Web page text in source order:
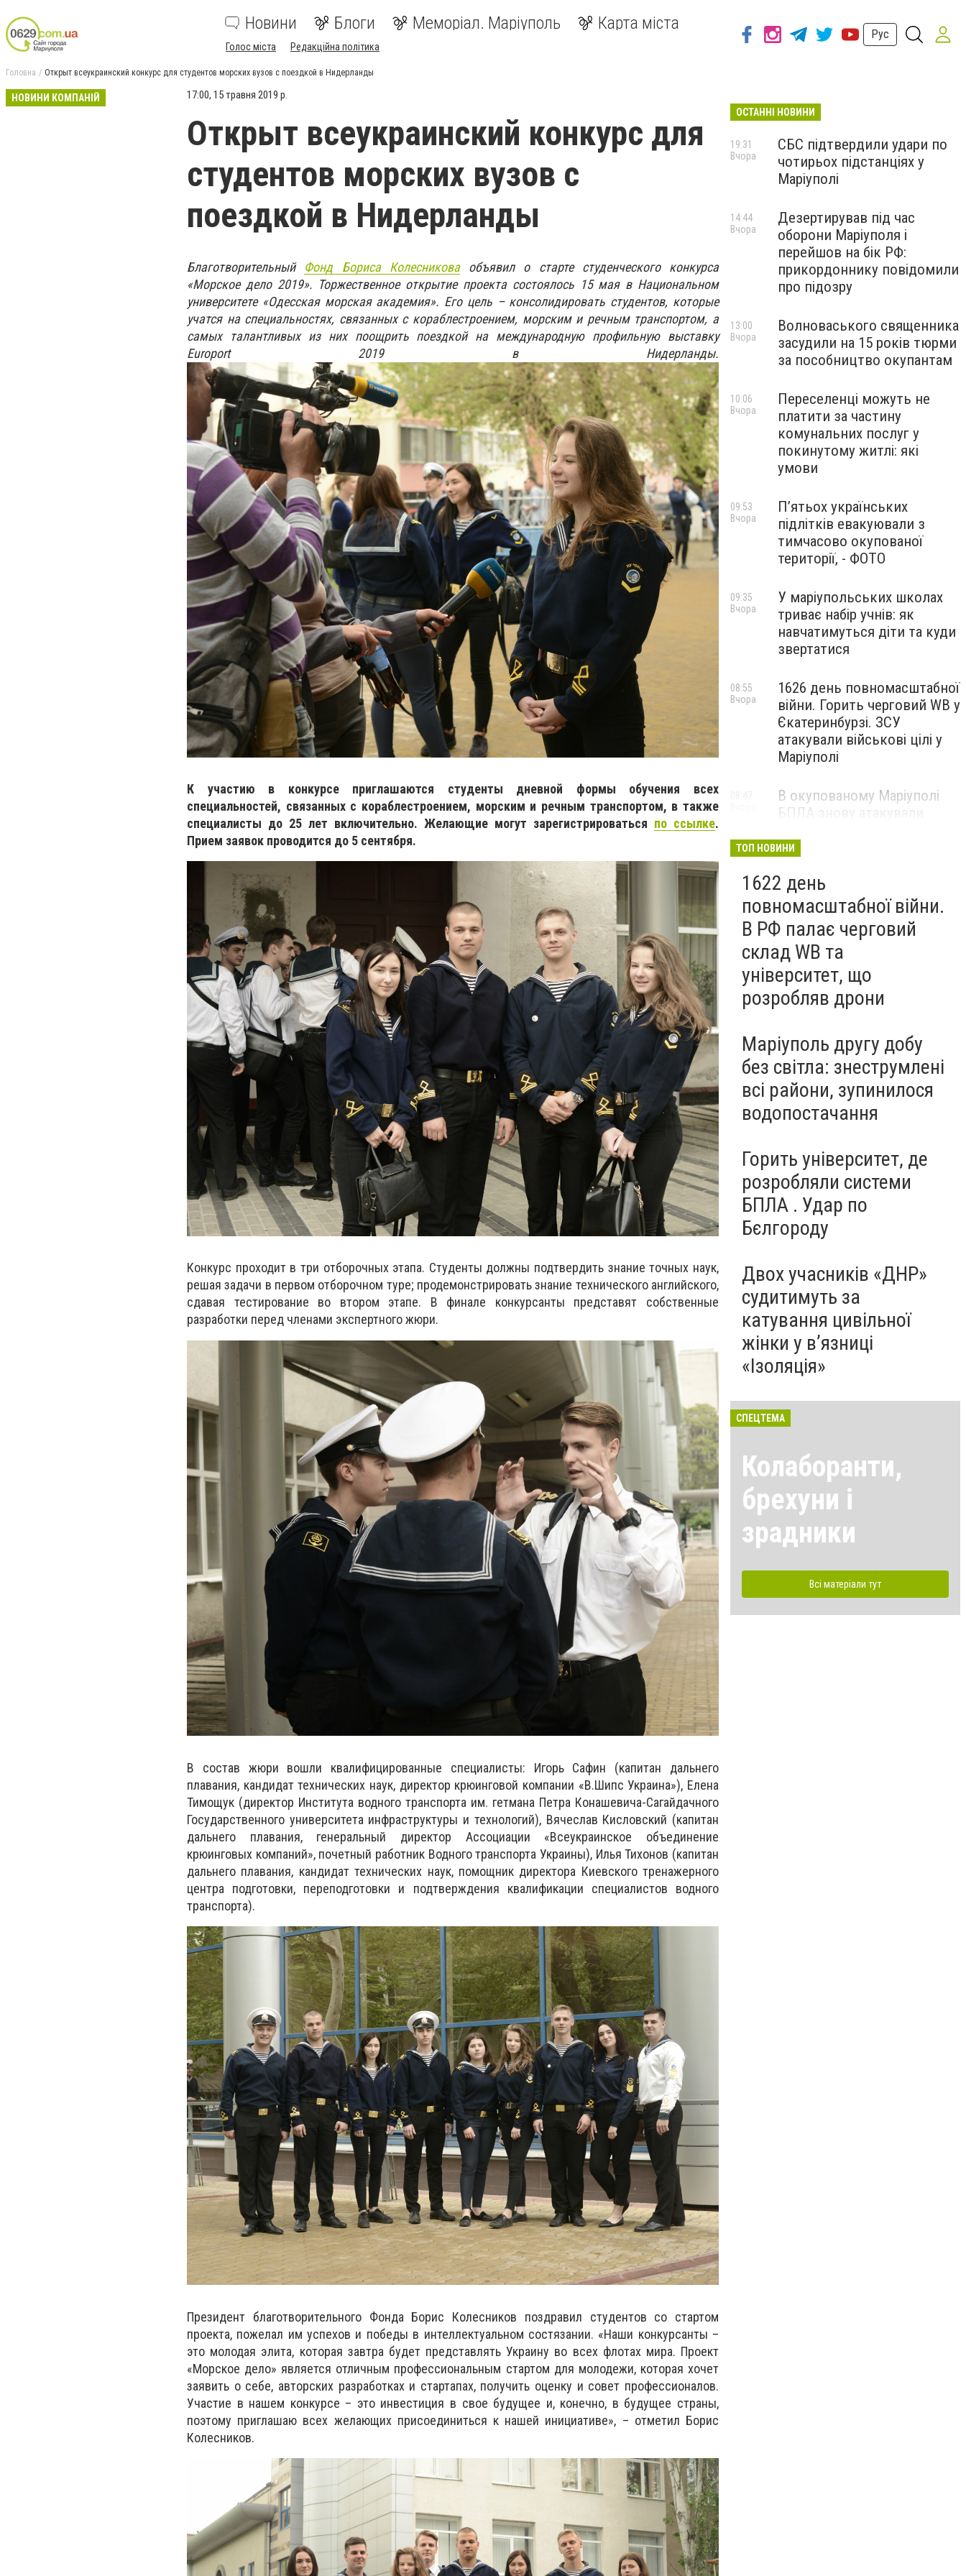
Новини Блоги Меморіал. Маріуполь Карта міста
Голос міста Редакційна політика
Рус
Головна Открыт всеукраинский конкурс для студентов морских вузов с поездкой в Нидерланды
НОВИНИ КОМПАНІЙ 17:00, 15 травня 2019 р.
Открыт всеукраинский конкурс для
студентов морских вузов с
поездкой в Нидерланды
Благотворительный Фонд Бориса Колесниковаобъявил о старте студенческого конкурса
«Морское дело 2019». Торжественное открытие проекта состоялось 15 мая в Национальном
университете «Одесская морская академия». Его цель – консолидировать студентов, которые
учатся на специальностях, связанных с кораблестроением, морским и речным транспортом, а
самых талантливых из них поощрить поездкой на международную профильную выставку
Europort 2019 в Нидерланды.
К участию в конкурсе приглашаются студенты дневной формы обучения всех
специальностей, связанных с кораблестроением, морским и речным транспортом, в также
специалисты до 25 лет включительно. Желающие могут зарегистрироваться по ссылке.
Прием заявок проводится до 5 сентября.
Конкурс проходит в три отборочных этапа. Студенты должны подтвердить знание точных наук,
решая задачи в первом отборочном туре; продемонстрировать знание технического английского,
сдавая тестирование во втором этапе. В финале конкурсанты представят собственные
разработки перед членами экспертного жюри.
В состав жюри вошли квалифицированные специалисты: Игорь Сафин (капитан дальнего
плавания, кандидат технических наук, директор крюинговой компании «В.Шипс Украина»), Елена
Тимощук (директор Института водного транспорта им. гетмана Петра Конашевича-Сагайдачного
Государственного университета инфраструктуры и технологий), Вячеслав Кисловский (капитан
дальнего плавания, генеральный директор Ассоциации «Всеукраинское объединение
крюинговых компаний», почетный работник Водного транспорта Украины), Илья Тихонов (капитан
дальнего плавания, кандидат технических наук, помощник директора Киевского тренажерного
центра подготовки, переподготовки и подтверждения квалификации специалистов водного
транспорта).
Президент благотворительного Фонда Борис Колесников поздравил студентов со стартом
проекта, пожелал им успехов и победы в интеллектуальном состязании. «Наши конкурсанты –
это молодая элита, которая завтра будет представлять Украину во всех флотах мира. Проект
«Морское дело» является отличным профессиональным стартом для молодежи, которая хочет
заявить о себе, авторских разработках и стартапах, получить оценку и совет профессионалов.
Участие в нашем конкурсе – это инвестиция в свое будущее и, конечно, в будущее страны,
поэтому приглашаю всех желающих присоединиться к нашей инициативе», – отметил Борис
Колесников.
ОСТАННІ НОВИНИ
СБС підтвердили удари по
чотирьох підстанціях у
Маріуполі
19:31
Вчора
Дезертирував під час
оборони Маріуполя і
перейшов на бік РФ:
прикордоннику повідомили
про підозру
14:44
Вчора
Волноваського священника
засудили на 15 років тюрми
за пособництво окупантам
13:00
Вчора
Переселенці можуть не
платити за частину
комунальних послуг у
покинутому житлі: які
умови
10:06
Вчора
П’ятьох українських
підлітків евакуювали з
тимчасово окупованої
території, - ФОТО
09:53
Вчора
У маріупольських школах
триває набір учнів: як
навчатимуться діти та куди
звертатися
09:35
Вчора
1626 день повномасштабної
війни. Горить черговий WB у
Єкатеринбурзі. ЗСУ
атакували військові цілі у
Маріуполі
08:55
Вчора
В окупованому Маріуполі
БПЛА знову атакували
— ВІДЕО
ТОП НОВИНИ
1622 день
повномасштабної війни.
В РФ палає черговий
склад WB та
університет, що
розробляв дрони
Маріуполь другу добу
без світла: знеструмлені
всі райони, зупинилося
водопостачання
Горить університет, де
розробляли системи
БПЛА . Удар по
Бєлгороду
Двох учасників «ДНР»
судитимуть за
катування цивільної
жінки у в’язниці
«Ізоляція»
СПЕЦТЕМА
Колаборанти,
брехуни і
зрадники
Всі матеріали тут